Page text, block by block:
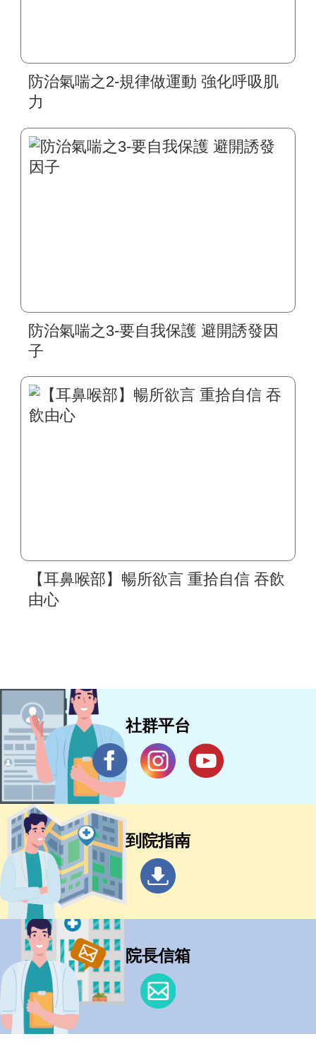
防治氣喘之2-規律做運動 強化呼吸肌
力
防治氣喘之3-要自我保護 避開誘發因
子
【耳鼻喉部】暢所欲言 重拾自信 吞飲
由心
社群平台
到院指南
院長信箱